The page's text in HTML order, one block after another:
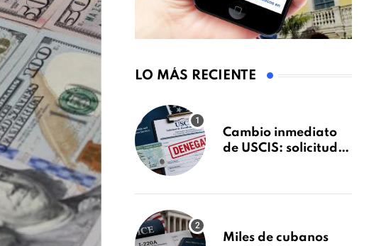
LO MÁS RECIENTE
Cambio inmediato
de USCIS: solicitudes
sin previo aviso
Miles de cubanos